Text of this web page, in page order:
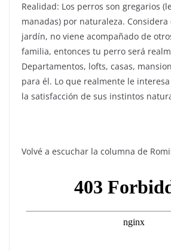
Realidad: Los perros son gregarios
manadas) por naturaleza. Considera
jardín, no viene acompañado de
familia, entonces tu perro será
Departamentos, lofts, casas,
para él. Lo que realmente le
la satisfacción de sus instintos
Volvé a escuchar la columna de